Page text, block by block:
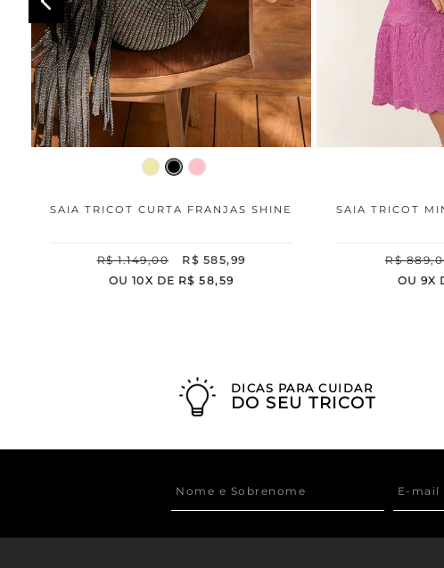
SAIA TRICOT CURTA FRANJAS SHINE
R$ 1.149,00 R$ 585,99
OU 10X DE R$ 58,59
SAIA TRICOT
R$ 889,
OU 9X
DICAS PARA CUIDAR
DO SEU TRICOT